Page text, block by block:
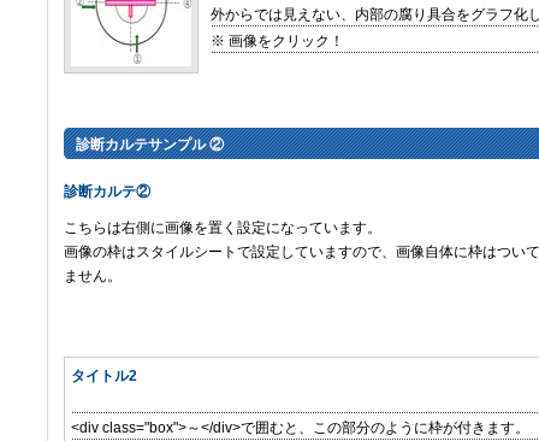
外からでは見えない、内部の腐り具合をグラフ化
※ 画像をクリック！
診断カルテサンプル ②
診断カルテ②
こちらは右側に画像を置く設定になっています。
画像の枠はスタイルシートで設定していますので、画像自体に枠はつい
ません。
タイトル2
<div class="box">～</div>で囲むと、この部分のように枠が付きます。